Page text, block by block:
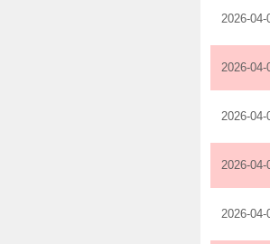
2026-04-
2026-04-
2026-04-
2026-04-
2026-04-